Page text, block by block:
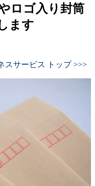
ロゴ入り封筒
ます
スサービス トップ >>>